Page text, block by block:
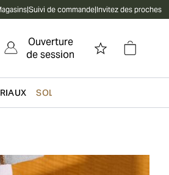
|Suivi de commande|Invitez des proches
Ouverture
de session
SOLDES